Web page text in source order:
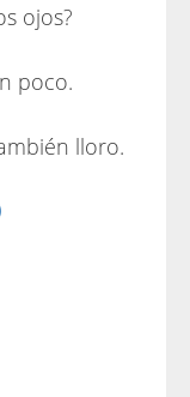
ojos?
poco.
lloro.